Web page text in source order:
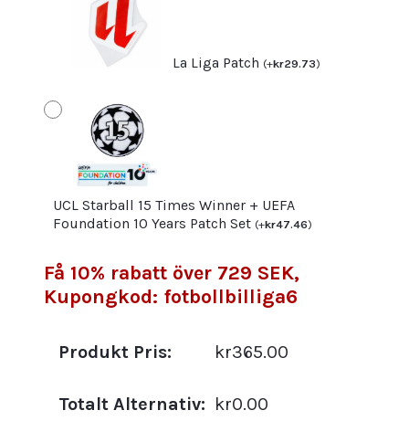
La Liga Patch (+kr29.73)
UCL Starball 15 Times Winner + UEFA
Foundation 10 Years Patch Set (+kr47.46)
Få 10% rabatt över 729 SEK,
Kupongkod: fotbollbilliga6
Produkt Pris: kr365.00
Totalt Alternativ: kr0.00